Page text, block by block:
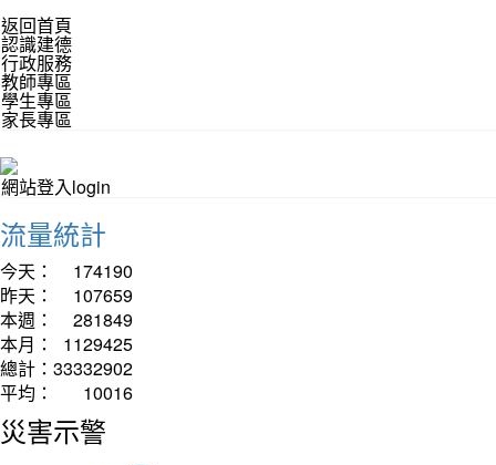
返回首頁
認識建德
行政服務
教師專區
學生專區
家長專區
網站登入login
流量統計
今天：
174190
昨天：
107659
本週：
281849
本月：
1129425
總計： 33332902
平均：
10016
災害示警